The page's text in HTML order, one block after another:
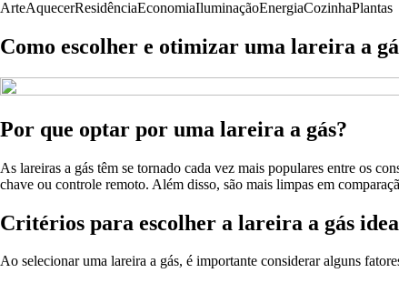
ArteAquecerResidênciaEconomiaIluminaçãoEnergiaCozinhaPlantas
Como escolher e otimizar uma lareira a
Por que optar por uma lareira a gás?
As lareiras a gás têm se tornado cada vez mais populares entre os
chave ou controle remoto. Além disso, são mais limpas em
Critérios para escolher a lareira a gás
Ao selecionar uma lareira a gás, é importante considerar alguns